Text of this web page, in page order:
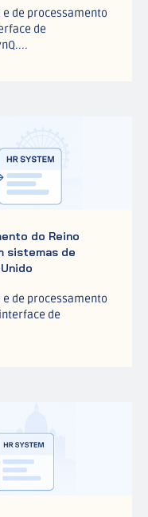
e de processamento
de
do Reino
sistemas de
e de processamento
de